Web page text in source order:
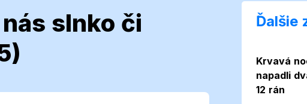
slnko či
nás
Ďalšie
Krvavá
napadli
12 rán